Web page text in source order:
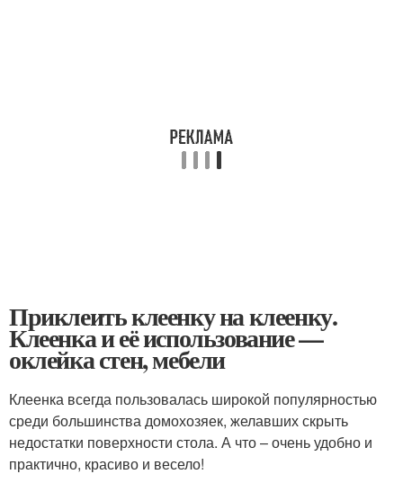
Приклеить клеенку на клеенку.
Клеенка и её использование —
оклейка стен, мебели
Клеенка всегда пользовалась широкой популярностью
среди большинства домохозяек, желавших скрыть
недостатки поверхности стола. А что – очень удобно и
практично, красиво и весело!